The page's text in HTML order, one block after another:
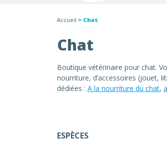
Accueil > Chat
Chat
Boutique vétérinaire pour chat.
nourriture, d’accessoires (jouet,
dédiées : A la nourriture du chat,
ESPÈCES